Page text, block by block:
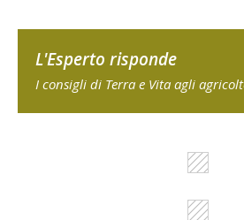
L'Esperto risponde
I consigli di Terra e Vita agli